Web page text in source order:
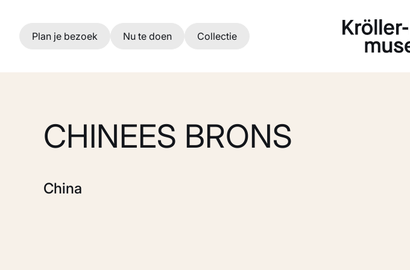
Ga naar hoofdinhoud
Plan je bezoek Nu te doen Collectie
CHINEES BRONS
China